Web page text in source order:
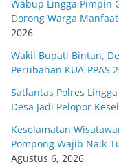
Wabup Lingga Pimpin
Dorong Warga
2026
Wakil Bupati Bintan,
Perubahan KUA-PPAS
Satlantas Polres
Desa Jadi Pelopor
Keselamatan
Pompong Wajib Naik-
Agustus 6, 2026